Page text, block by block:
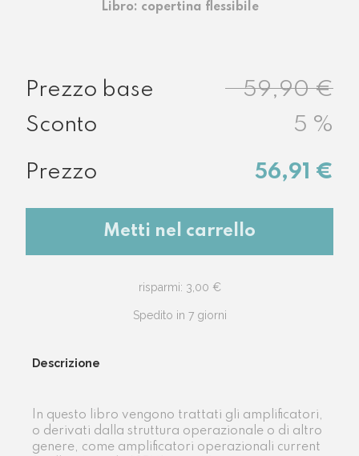
Libro: copertina flessibile
59,90 €
56,91 €
5 %
Metti nel carrello
risparmi: 3,00 €
Spedito in 7 giorni
Descrizione
In questo libro vengono trattati gli amplificatori,
o derivati dalla struttura operazionale o di altro
genere, come amplificatori operazionali current